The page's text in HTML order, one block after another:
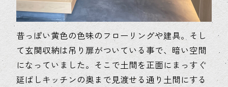
昔っぽい黄色の色味のフローリングや建具。そし
て玄関収納は吊り扉がついている事で、暗い空間
になっていました。そこで土間を正面にまっすぐ
延ばしキッチンの奥まで見渡せる通り土間にする